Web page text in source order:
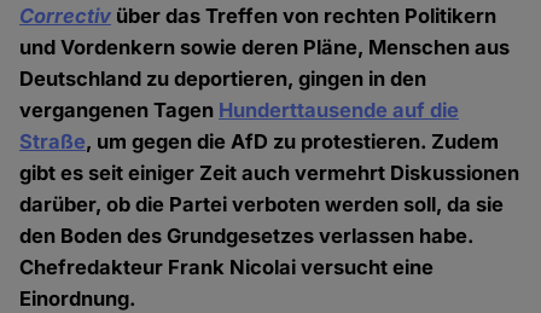
Correctiv über das Treffen von rechten Politikern
und Vordenkern sowie deren Pläne, Menschen aus
Deutschland zu deportieren, gingen in den
vergangenen Tagen Hunderttausende auf die
Straße, um gegen die AfD zu protestieren. Zudem
gibt es seit einiger Zeit auch vermehrt Diskussionen
darüber, ob die Partei verboten werden soll, da sie
den Boden des Grundgesetzes verlassen habe.
Chefredakteur Frank Nicolai versucht eine
Einordnung.